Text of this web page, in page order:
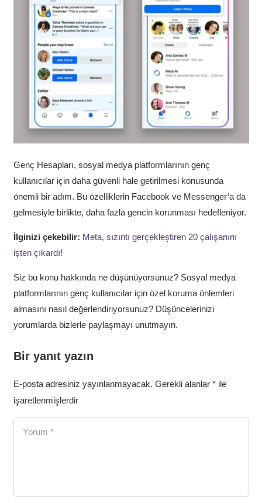
Genç Hesapları, sosyal medya platformlarının genç
kullanıcılar için daha güvenli hale getirilmesi konusunda
önemli bir adım. Bu özelliklerin Facebook ve Messenger’a da
gelmesiyle birlikte, daha fazla gencin korunması hedefleniyor.
İlginizi çekebilir: Meta, sızıntı gerçekleştiren 20 çalışanını
işten çıkardı!
Siz bu konu hakkında ne düşünüyorsunuz? Sosyal medya
platformlarının genç kullanıcılar için özel koruma önlemleri
almasını nasıl değerlendiriyorsunuz? Düşüncelerinizi
yorumlarda bizlerle paylaşmayı unutmayın.
Bir yanıt yazın
E-posta adresiniz yayınlanmayacak. Gerekli alanlar *ile
işaretlenmişlerdir